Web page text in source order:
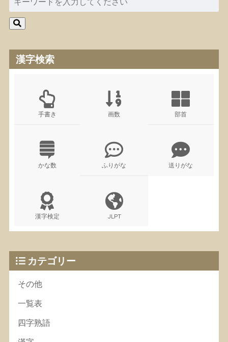
漢字検索
手書き 画数 部首
かな数 ふりがな 送りがな
漢字検定 JLPT
カテゴリー
その他
一覧表
四字熟語